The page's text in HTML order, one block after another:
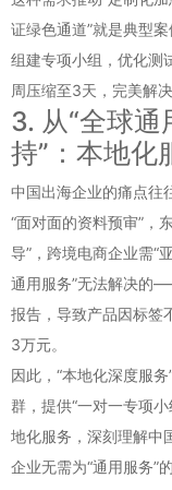
证绿色通道”就是典型
组建专项小组，优化测
周压缩至3天，完美解决
3. 从“全球通
持”：本地化
中国出海企业的痛点往
“面对面的资料预审”，
导”，跨境电商企业需“
通用服务”无法解决的
报告，导致产品因标签
3万元。
因此，“本地化深度服
群，提供“一对一专项小
地化服务，深刻理解中
企业无需为“通用服务”